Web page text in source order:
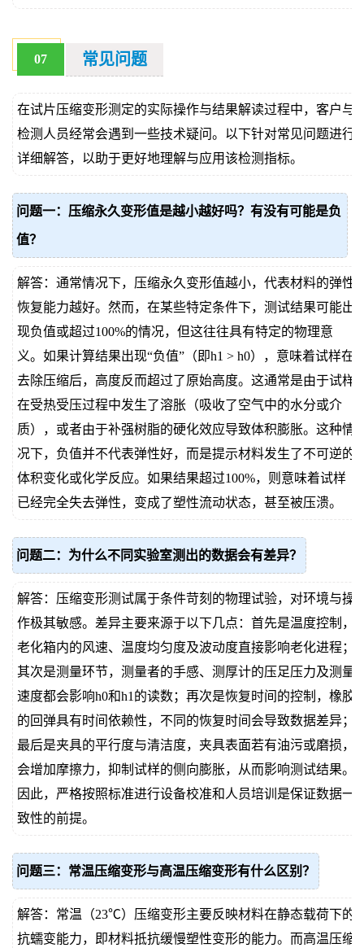
07 常见问题
在试片压缩变形测定的实际操作与结果解读过程中，客户与
检测人员经常会遇到一些技术疑问。以下针对常见问题进行
详细解答，以助于更好地理解与应用该检测指标。
问题一：压缩永久变形值是越小越好吗？有没有可能是负
值？
解答：通常情况下，压缩永久变形值越小，代表材料的弹性
恢复能力越好。然而，在某些特定条件下，测试结果可能出
现负值或超过100%的情况，但这往往具有特定的物理意
义。如果计算结果出现“负值”（即h1 > h0），意味着试样在
去除压缩后，高度反而超过了原始高度。这通常是由于试样
在受热受压过程中发生了溶胀（吸收了空气中的水分或介
质），或者由于补强树脂的硬化效应导致体积膨胀。这种情
况下，负值并不代表弹性好，而是提示材料发生了不可逆的
体积变化或化学反应。如果结果超过100%，则意味着试样
已经完全失去弹性，变成了塑性流动状态，甚至被压溃。
问题二：为什么不同实验室测出的数据会有差异？
解答：压缩变形测试属于条件苛刻的物理试验，对环境与操
作极其敏感。差异主要来源于以下几点：首先是温度控制，
老化箱内的风速、温度均匀度及波动度直接影响老化进程；
其次是测量环节，测量者的手感、测厚计的压足压力及测量
速度都会影响h0和h1的读数；再次是恢复时间的控制，橡胶
的回弹具有时间依赖性，不同的恢复时间会导致数据差异；
最后是夹具的平行度与清洁度，夹具表面若有油污或磨损，
会增加摩擦力，抑制试样的侧向膨胀，从而影响测试结果。
因此，严格按照标准进行设备校准和人员培训是保证数据一
致性的前提。
问题三：常温压缩变形与高温压缩变形有什么区别？
解答：常温（23℃）压缩变形主要反映材料在静态载荷下的
抗蠕变能力，即材料抵抗缓慢塑性变形的能力。而高温压缩